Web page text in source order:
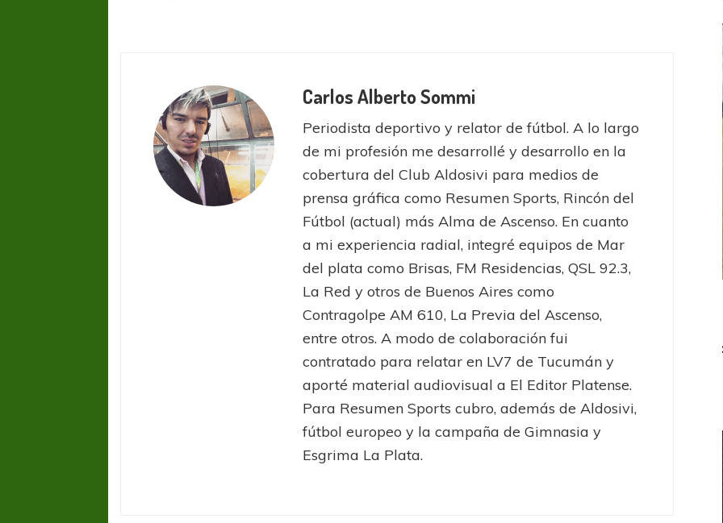
Carlos Alberto Sommi
Periodista deportivo y relator de fútbol. A lo largo
de mi profesión me desarrollé y desarrollo en la
cobertura del Club Aldosivi para medios de
prensa gráfica como Resumen Sports, Rincón del
Fútbol (actual) más Alma de Ascenso. En cuanto
a mi experiencia radial, integré equipos de Mar
del plata como Brisas, FM Residencias, QSL 92.3,
La Red y otros de Buenos Aires como
Contragolpe AM 610, La Previa del Ascenso,
entre otros. A modo de colaboración fui
contratado para relatar en LV7 de Tucumán y
aporté material audiovisual a El Editor Platense.
Para Resumen Sports cubro, además de Aldosivi,
fútbol europeo y la campaña de Gimnasia y
Esgrima La Plata.
Verónica jugará ante Estrella del Sur en el
Federal
Las campeonas festejaron ante su gente